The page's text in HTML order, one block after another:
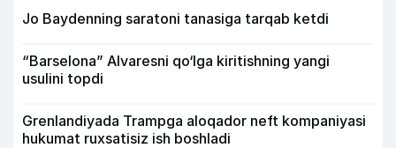
Jo Baydenning saratoni tanasiga tarqab ketdi
“Barselona” Alvaresni qo‘lga kiritishning yangi
usulini topdi
Grenlandiyada Trampga aloqador neft kompaniyasi
hukumat ruxsatisiz ish boshladi